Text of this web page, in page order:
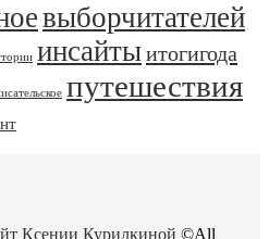
выборчитателей
инсайтыитогигода
путешествия
Ксении Курилкиной ©All